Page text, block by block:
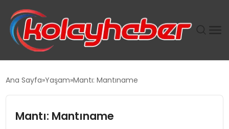
GÜCÜNÜBÜYÜTÜYOR
Ana Sayfa Yaşam Mantı: Mantıname
Mantı: Mantıname